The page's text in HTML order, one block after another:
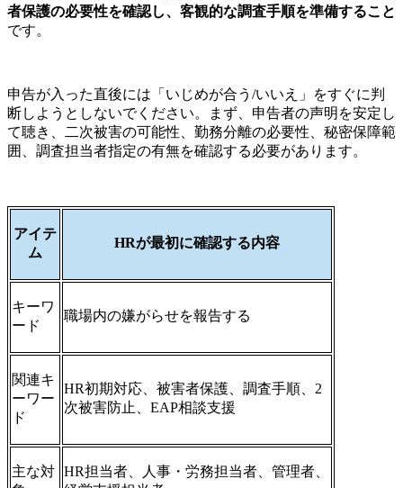
者保護の必要性を確認し、客観的な調査手順を準備すること
です。
申告が入った直後には「いじめが合う/いいえ」をすぐに判
断しようとしないでください。まず、申告者の声明を安定し
て聴き、二次被害の可能性、勤務分離の必要性、秘密保障範
囲、調査担当者指定の有無を確認する必要があります。
アイテ
ム
HRが最初に確認する内容
キーワ
ード
職場内の嫌がらせを報告する
関連キ
ーワー
ド
HR初期対応、被害者保護、調査手順、2
次被害防止、EAP相談支援
主な対
HR担当者、人事・労務担当者、管理者、